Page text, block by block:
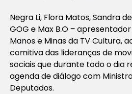
Negra Li, Flora Matos, Sandra
GOG e Max B.O –
Manos e Minas da TV Cultura,
comitiva das lideranças de
sociais que durante todo o dia
agenda de diálogo com
Deputados.